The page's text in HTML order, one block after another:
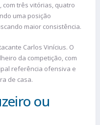
com três vitórias, quatro
uma posição
maior consistência.
Carlos Vinícius. O
da competição, com
referência ofensiva e
de casa.
ou